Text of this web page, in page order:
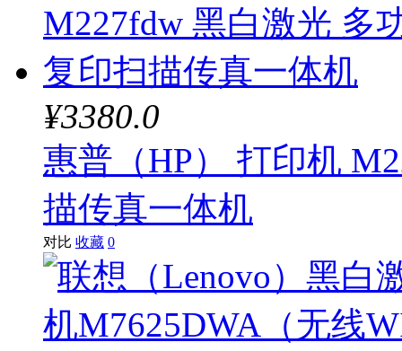
¥3380.0
惠普（HP） 打印机
描传真一体机
对比 收藏 0